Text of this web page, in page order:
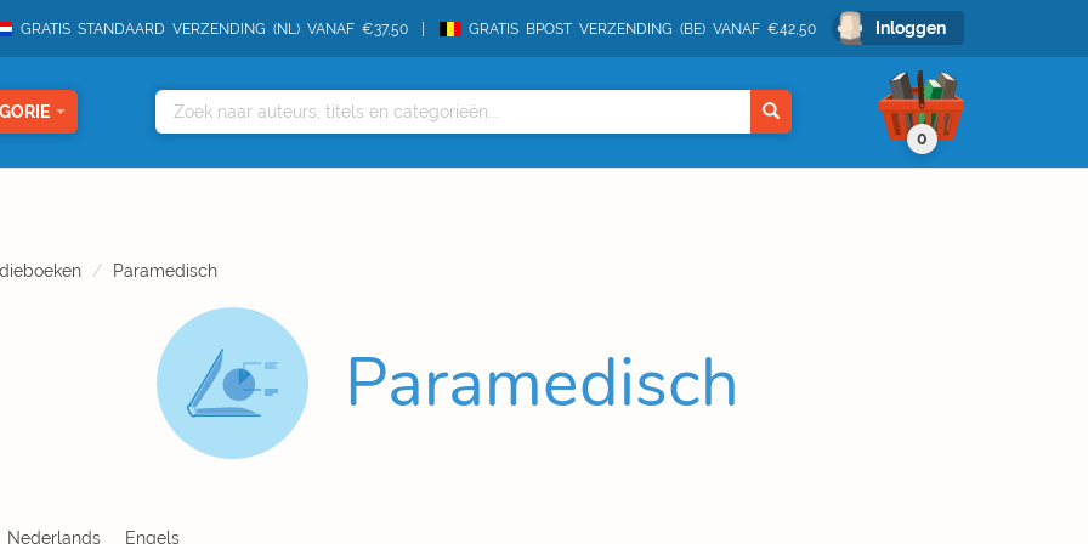
GRATIS STANDAARD VERZENDING (NL) VANAF €37,50 GRATIS BPOST VERZENDING (BE) VANAF €42,50 Inloggen
0
Paramedisch
Paramedisch